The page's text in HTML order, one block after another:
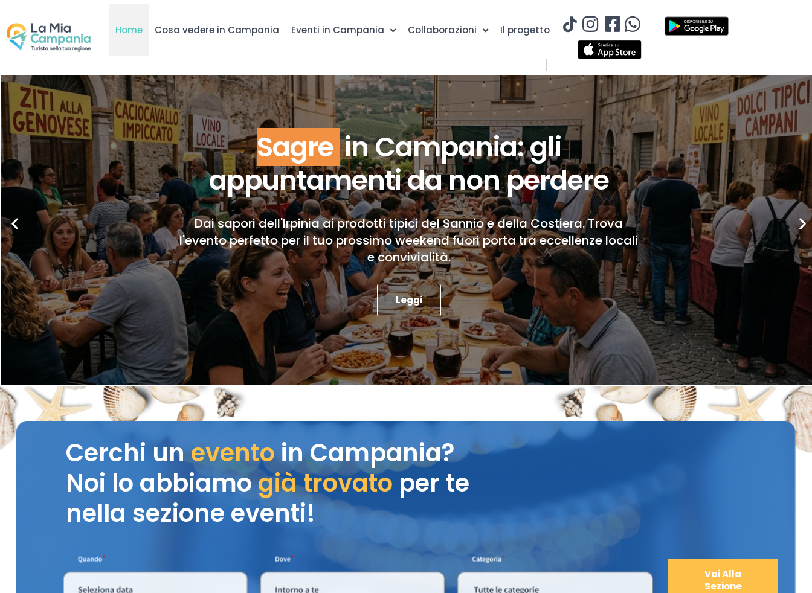
Home Cosa vedere in Campania Eventi in Campania Collaborazioni Il progetto
Sagre in Campania: gli
appuntamenti da non perdere
Dai sapori dell'Irpinia ai prodotti tipici del Sannio e della Costiera. Trova
l'evento perfetto per il tuo prossimo weekend fuori porta tra eccellenze locali
e convivialità.
Leggi
Cerchi uneventoin Campania?
Noi lo abbiamogià trovato per te
nella sezione eventi!
Vai Alla
Sezione